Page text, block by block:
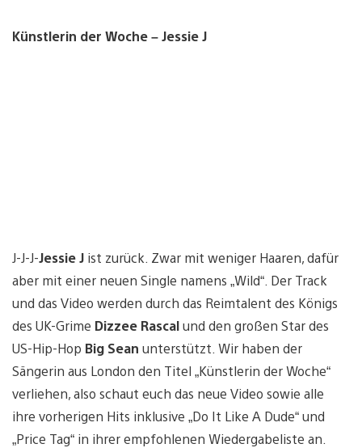
Künstlerin der Woche – Jessie J
J-J-J-Jessie J ist zurück. Zwar mit weniger Haaren, dafür
aber mit einer neuen Single namens „Wild“. Der Track
und das Video werden durch das Reimtalent des Königs
des UK-Grime Dizzee Rascalund den großen Star des
US-Hip-Hop Big Sean unterstützt. Wir haben der
Sängerin aus London den Titel „Künstlerin der Woche“
verliehen, also schaut euch das neue Video sowie alle
ihre vorherigen Hits inklusive „Do It Like A Dude“ und
„Price Tag“ in ihrer empfohlenen Wiedergabeliste an.